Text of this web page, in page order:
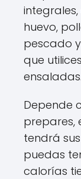
huevo,
pescado
que
ensaladas.
Depende
prepares,
tendrá
puedas
calorías